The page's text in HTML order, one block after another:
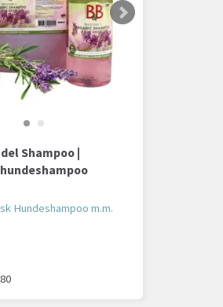
Shampoo |
Hundeshampoo m.m.